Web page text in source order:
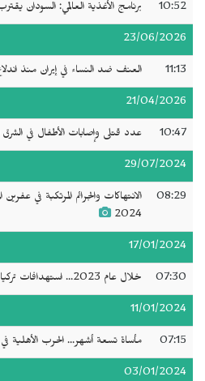
10:52 برنامج الأغذية العالمي: السودان
23/06/2026
11:13 العنف ضد النساء في إيران منذ
21/04/2026
10:47 عدد قتلى وإصابات الأطفال في الشرق
29/07/2024
08:29
الانتهاكات والجرائم المرتكبة في
2024
17/01/2024
07:30 خلال عام 2023... استهدافات تركيا لإقليم شمال وشرق سوريا
11/01/2024
07:15 مأساة تسعة أشهر... الحرب الأهلية في
03/01/2024